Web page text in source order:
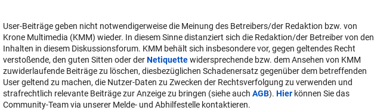
User-Beiträge geben nicht notwendigerweise die Meinung des Betreibers/der Redaktion bzw. von
Krone Multimedia (KMM) wieder. In diesem Sinne distanziert sich die Redaktion/der Betreiber von den
Inhalten in diesem Diskussionsforum. KMM behält sich insbesondere vor, gegen geltendes Recht
verstoßende, den guten Sitten oder derNetiquettewidersprechende bzw. dem Ansehen von KMM
zuwiderlaufende Beiträge zu löschen, diesbezüglichen Schadenersatz gegenüber dem betreffenden
User geltend zu machen, die Nutzer-Daten zu Zwecken der Rechtsverfolgung zu verwenden und
strafrechtlich relevante Beiträge zur Anzeige zu bringen (siehe auch AGB). Hier können Sie das
Community-Team via unserer Melde- und Abhilfestelle kontaktieren.